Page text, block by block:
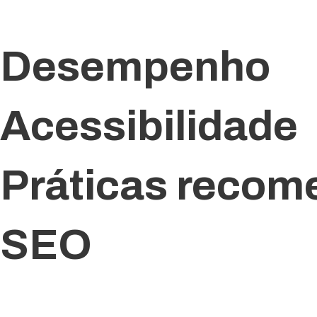
Desempenho
Acessibilidade
Práticas
SEO